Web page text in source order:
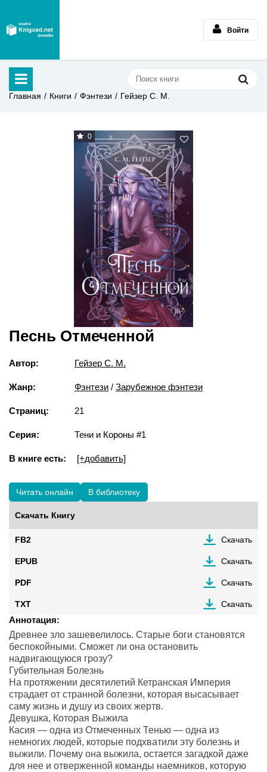
Войти
Главная Книги Фэнтези Гейзер С. М.
0
Песнь Отмеченной
Автор: Гейзер С. М.
Жанр: Фэнтези / Зарубежное фэнтези
Страниц: 21
Серия: Тени и Короны #1
В книге есть: [+добавить]
Читать онлайн В библиотеку
Скачать Книгу
FB2 Скачать
EPUB Скачать
PDF Скачать
TXT Скачать
Аннотация:
Древнее зло зашевелилось. Старые боги становятся
беспокойными. Сможет ли она остановить
надвигающуюся грозу?
Губительная Болезнь
На протяжении десятилетий Кетранская Империя
страдает от странной болезни, которая высасывает
саму жизнь и душу из своих жертв.
Девушка, Которая Выжила
Касия — одна из Отмеченных Тенью — одна из
немногих людей, которые подхватили эту болезнь и
выжили. Почему она выжила, остается загадкой даже
для нее и отверженной команды наемников, которую